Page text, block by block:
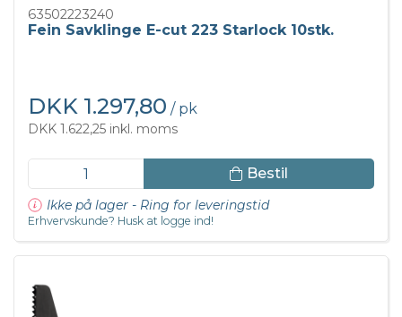
63502223240
Fein Savklinge E-cut 223 Starlock 10stk.
DKK 1.297,80 / pk
DKK 1.622,25 inkl. moms
Bestil
Ikke på lager - Ring for leveringstid
Erhvervskunde? Husk at logge ind!